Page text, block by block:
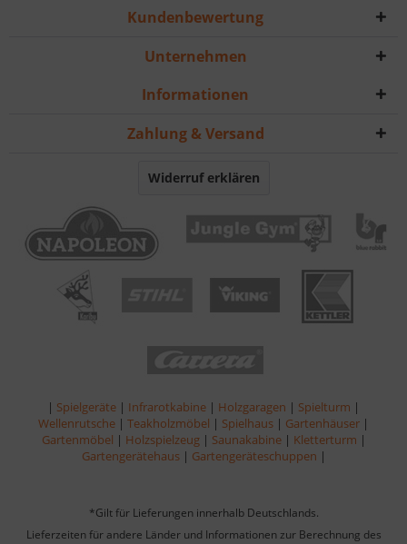
Kundenbewertung
Unternehmen
Informationen
Zahlung & Versand
Widerruf erklären
| Spielgeräte | Infrarotkabine | Holzgaragen | Spielturm |
Wellenrutsche | Teakholzmöbel | Spielhaus | Gartenhäuser |
Gartenmöbel | Holzspielzeug | Saunakabine | Kletterturm |
Gartengerätehaus | Gartengeräteschuppen |
*Gilt für Lieferungen innerhalb Deutschlands.
Lieferzeiten für andere Länder und Informationen zur Berechnung des